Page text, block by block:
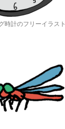
時計のフリーイラスト